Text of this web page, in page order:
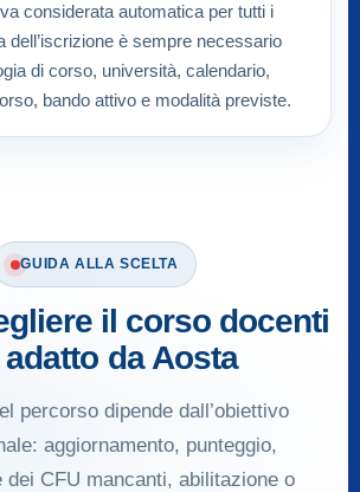
considerata automatica per tutti i
dell’iscrizione è sempre necessario
di corso, università, calendario,
bando attivo e modalità previste.
GUIDA ALLA SCELTA
il corso docenti
da Aosta
percorso dipende dall’obiettivo
aggiornamento, punteggio,
dei CFU mancanti, abilitazione o